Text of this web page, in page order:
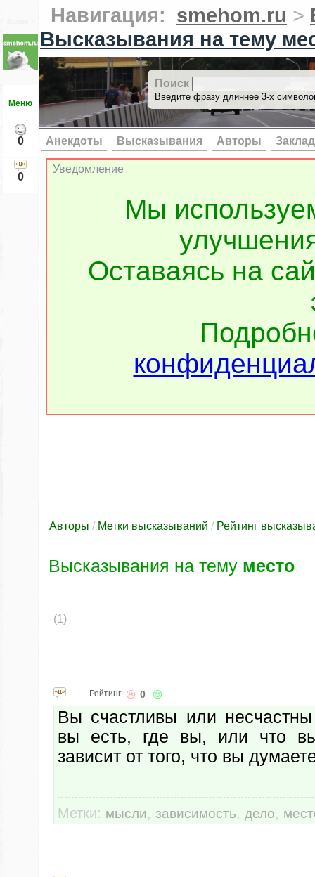
Меню
0
0
Навигация: smehom.ru >
Высказывания на тему
Поиск
Введите фразу длиннее 3-х
Анекдоты Высказывания Авторы
Уведомление
Мы
Оставаясь на
Авторы / Метки высказываний / Рейтинг
Высказывания на тему место
(1)
Рейтинг: 0
Вы счастливы или
вы есть, где вы, или что
зависит от того, что вы
Метки: мысли, зависимость, дело,